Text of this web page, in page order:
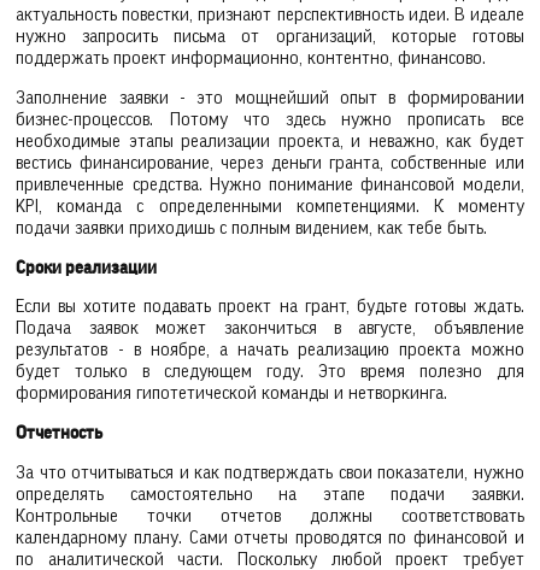
актуальность повестки, признают перспективность идеи. В идеале
нужно запросить письма от организаций, которые готовы
поддержать проект информационно, контентно, финансово.
Заполнение заявки - это мощнейший опыт в формировании
бизнес-процессов. Потому что здесь нужно прописать все
необходимые этапы реализации проекта, и неважно, как будет
вестись финансирование, через деньги гранта, собственные или
привлеченные средства. Нужно понимание финансовой модели,
KPI, команда с определенными компетенциями. К моменту
подачи заявки приходишь с полным видением, как тебе быть.
Сроки реализации
Если вы хотите подавать проект на грант, будьте готовы ждать.
Подача заявок может закончиться в августе, объявление
результатов - в ноябре, а начать реализацию проекта можно
будет только в следующем году. Это время полезно для
формирования гипотетической команды и нетворкинга.
Отчетность
За что отчитываться и как подтверждать свои показатели, нужно
определять самостоятельно на этапе подачи заявки.
Контрольные точки отчетов должны соответствовать
календарному плану. Сами отчеты проводятся по финансовой и
по аналитической части. Поскольку любой проект требует